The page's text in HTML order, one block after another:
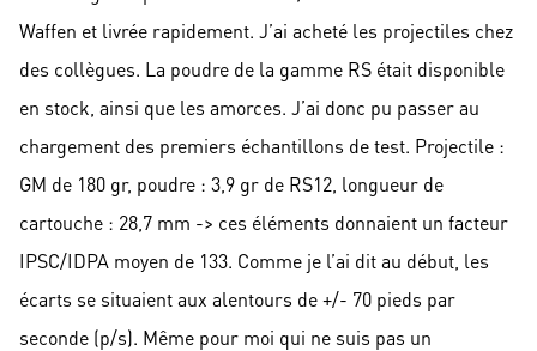
Waffen et livrée rapidement. J’ai acheté les projectiles chez
des collègues. La poudre de la gamme RS était disponible
en stock, ainsi que les amorces. J’ai donc pu passer au
chargement des premiers échantillons de test. Projectile :
GM de 180 gr, poudre : 3,9 gr de RS12, longueur de
cartouche : 28,7 mm -> ces éléments donnaient un facteur
IPSC/IDPA moyen de 133. Comme je l’ai dit au début, les
écarts se situaient aux alentours de +/- 70 pieds par
seconde (p/s). Même pour moi qui ne suis pas un